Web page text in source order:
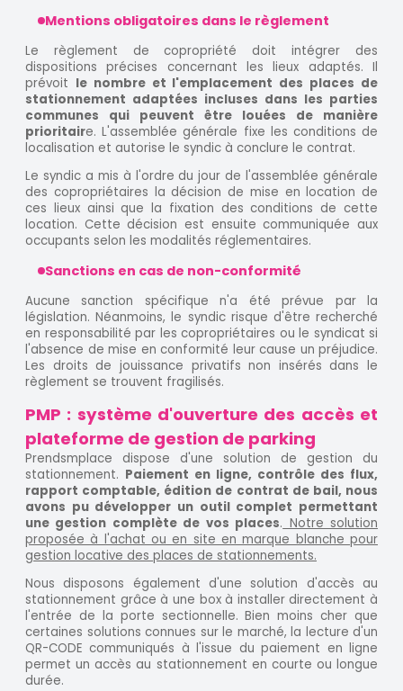
Mentions obligatoires dans le règlement
Le règlement de copropriété doit intégrer des
dispositions précises concernant les lieux adaptés. Il
prévoit le nombre et l'emplacement des places de
stationnement adaptées incluses dans les parties
communes qui peuvent être louées de manière
prioritaire. L'assemblée générale fixe les conditions de
localisation et autorise le syndic à conclure le contrat.
Le syndic a mis à l'ordre du jour de l'assemblée générale
des copropriétaires la décision de mise en location de
ces lieux ainsi que la fixation des conditions de cette
location. Cette décision est ensuite communiquée aux
occupants selon les modalités réglementaires.
Sanctions en cas de non-conformité
Aucune sanction spécifique n'a été prévue par la
législation. Néanmoins, le syndic risque d'être recherché
en responsabilité par les copropriétaires ou le syndicat si
l'absence de mise en conformité leur cause un préjudice.
Les droits de jouissance privatifs non insérés dans le
règlement se trouvent fragilisés.
PMP : système d'ouverture des accès et
plateforme de gestion de parking
Prendsmplace dispose d'une solution de gestion du
stationnement. Paiement en ligne, contrôle des flux,
rapport comptable, édition de contrat de bail, nous
avons pu développer un outil complet permettant
une gestion complète de vos places. Notre solution
proposée à l'achat ou en site en marque blanche pour
gestion locative des places de stationnements.
Nous disposons également d'une solution d'accès au
stationnement grâce à une box à installer directement à
l'entrée de la porte sectionnelle. Bien moins cher que
certaines solutions connues sur le marché, la lecture d'un
QR-CODE communiqués à l'issue du paiement en ligne
permet un accès au stationnement en courte ou longue
durée.